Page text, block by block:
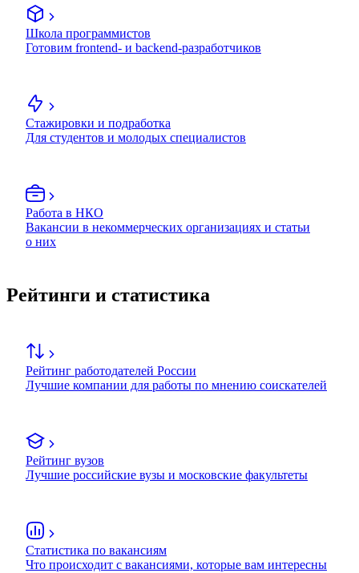
Школа программистов
Готовим frontend- и backend-разработчиков
Стажировки и подработка
Для студентов и молодых специалистов
Работа в НКО
Вакансии в некоммерческих организациях и статьи
о них
Рейтинги и статистика
Рейтинг работодателей России
Лучшие компании для работы по мнению соискателей
Рейтинг вузов
Лучшие российские вузы и московские факультеты
Статистика по вакансиям
Что происходит с вакансиями, которые вам интересны